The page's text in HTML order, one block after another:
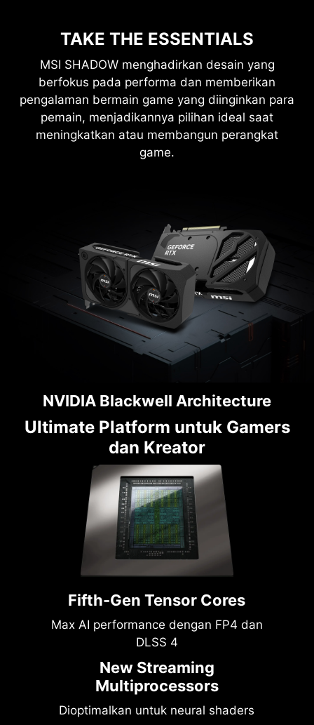
TAKE THE ESSENTIALS
MSI SHADOW menghadirkan desain yang
berfokus pada performa dan memberikan
pengalaman bermain game yang diinginkan para
pemain, menjadikannya pilihan ideal saat
meningkatkan atau membangun perangkat
game.
NVIDIA Blackwell Architecture
Ultimate Platform untuk Gamers
dan Kreator
Fifth-Gen Tensor Cores
Max AI performance dengan FP4 dan
DLSS 4
New Streaming
Multiprocessors
Dioptimalkan untuk neural shaders